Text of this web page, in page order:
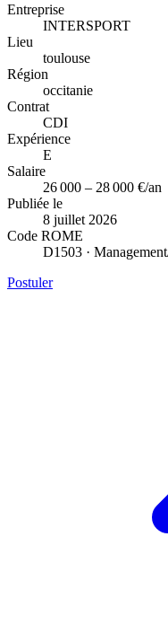
Entreprise
INTERSPORT
Lieu
toulouse
Région
occitanie
Contrat
CDI
Expérience
E
Salaire
26 000 – 28 000 €/an
Publiée le
8 juillet 2026
Code ROME
D1503 ·
Postuler